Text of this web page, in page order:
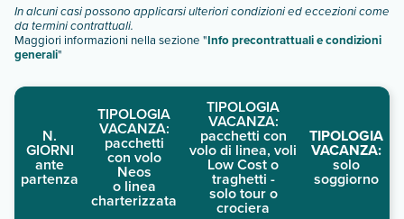
In alcuni casi possono applicarsi ulteriori condizioni ed eccezioni come
da termini contrattuali.
Maggiori informazioni nella sezione "Info precontrattuali e condizioni
generali"
N.
GIORNI
ante
partenza
TIPOLOGIA
VACANZA:
pacchetti
con volo
Neos
o linea
charterizzata
TIPOLOGIA
VACANZA:
pacchetti con
volo di linea, voli
Low Cost o
traghetti -
solo tour o
crociera
TIPOLOGIA
VACANZA:
solo
soggiorno